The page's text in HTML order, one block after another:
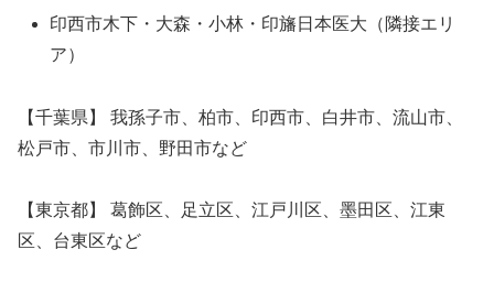
印西市木下・大森・小林・印旛日本医大（隣接エリ
ア）
【千葉県】 我孫子市、柏市、印西市、白井市、流山市、
松戸市、市川市、野田市など
【東京都】 葛飾区、足立区、江戸川区、墨田区、江東
区、台東区など